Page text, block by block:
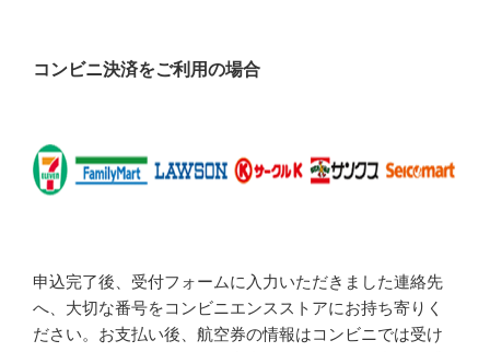
コンビニ決済をご利用の場合
申込完了後、受付フォームに入力いただきました連絡先
へ、大切な番号をコンビニエンスストアにお持ち寄りく
ださい。お支払い後、航空券の情報はコンビニでは受け